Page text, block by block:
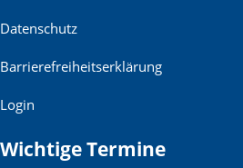
Datenschutz
Barrierefreiheitserklärung
Login
Wichtige Termine